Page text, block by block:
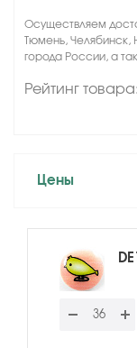
Осуществляем
Тюмень, Челябинск,
города России, а
Рейтинг товара:
Цены